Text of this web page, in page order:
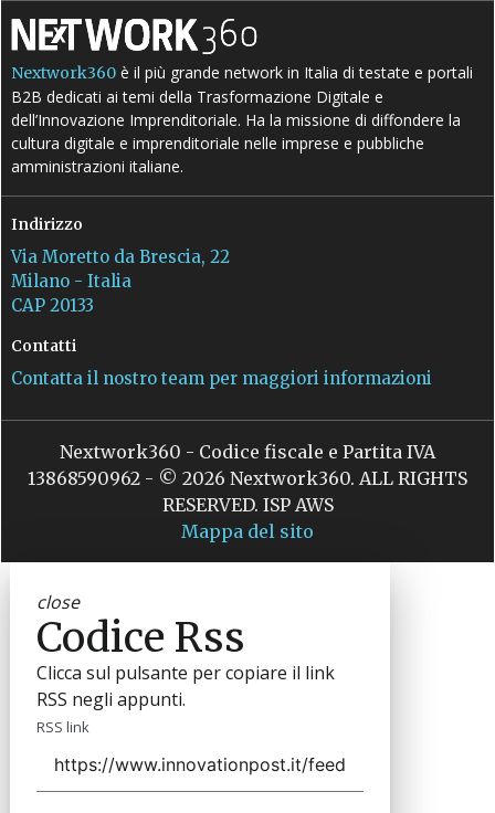
Nextwork360 è il più grande network in Italia di testate e portali
B2B dedicati ai temi della Trasformazione Digitale e
dell’Innovazione Imprenditoriale. Ha la missione di diffondere la
cultura digitale e imprenditoriale nelle imprese e pubbliche
amministrazioni italiane.
Indirizzo
Via Moretto da Brescia, 22
Milano - Italia
CAP 20133
Contatti
Contatta il nostro team per maggiori informazioni
Nextwork360 - Codice fiscale e Partita IVA
13868590962 - © 2026 Nextwork360. ALL RIGHTS
RESERVED. ISP AWS
Mappa del sito
close
Codice Rss
Clicca sul pulsante per copiare il link
RSS negli appunti.
RSS link